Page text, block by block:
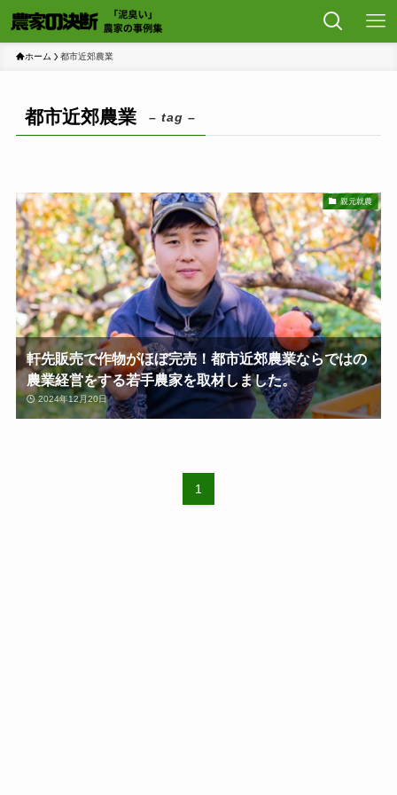
ホーム 都市近郊農業
都市近郊農業 – tag –
親元就農
軒先販売で作物がほぼ完売！都市近郊農業ならではの
農業経営をする若手農家を取材しました。
2024年12月20日
1